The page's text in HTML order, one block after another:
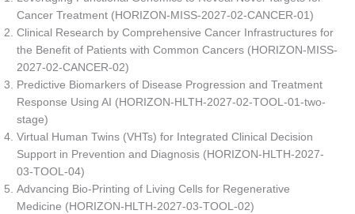
Cancer Treatment​ (HORIZON-MISS-2027-02-CANCER-01)
Clinical Research by Comprehensive Cancer Infrastructures for
the Benefit of Patients with Common Cancers (HORIZON-MISS-
2027-02-CANCER-02)
Predictive Biomarkers of Disease Progression and Treatment
Response Using AI (HORIZON-HLTH-2027-02-TOOL-01-two-
stage)
Virtual Human Twins (VHTs) for Integrated Clinical Decision
Support in Prevention and Diagnosis (HORIZON-HLTH-2027-
03-TOOL-04)
Advancing Bio-Printing of Living Cells for Regenerative
Medicine (HORIZON-HLTH-2027-03-TOOL-02)